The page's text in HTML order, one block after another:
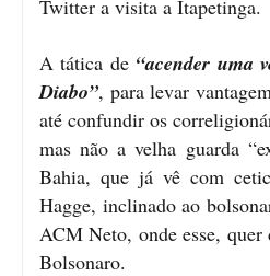
Twitter a visita a Itapetinga.
A tática de “acender uma
Diabo”, para levar
até confundir os
mas não a velha guarda
Bahia, que já vê com
Hagge, inclinado ao
ACM Neto, onde esse,
Bolsonaro.